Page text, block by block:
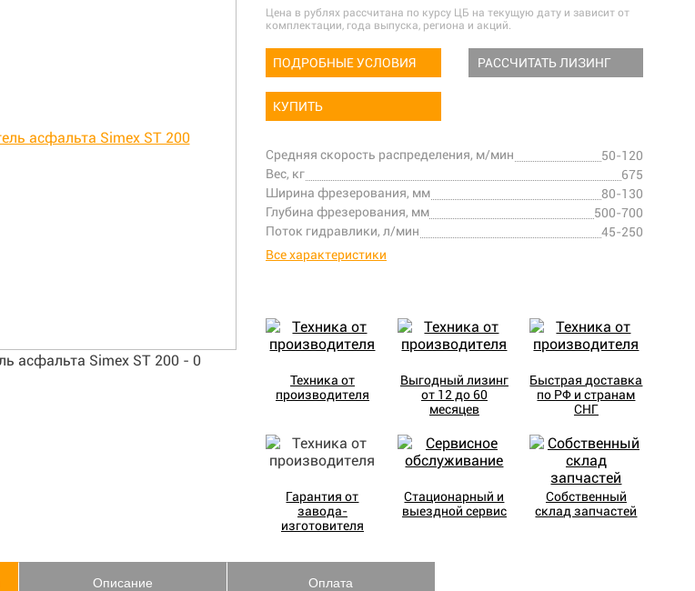
Цена в рублях рассчитана по курсу ЦБ на текущую дату и зависит от
комплектации, года выпуска, региона и акций.
ПОДРОБНЫЕ УСЛОВИЯ РАССЧИТАТЬ ЛИЗИНГ
КУПИТЬ
Средняя скорость распределения, м/мин
50-120
Вес, кг
675
Ширина фрезерования, мм
80-130
Глубина фрезерования, мм
500-700
Поток гидравлики, л/мин
45-250
Все характеристики
Техника от
производителя
Выгодный лизинг
от 12 до 60
месяцев
Быстрая доставка
по РФ и странам
СНГ
Гарантия от
завода-
изготовителя
Стационарный и
выездной сервис
Собственный
склад запчастей
Описание Оплата